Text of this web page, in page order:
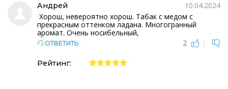
Андрей
10.04.2024
Хорош, невероятно хорош. Табак с медом с
прекрасным оттенком ладана. Многогранный
аромат. Очень носибельный,
ОТВЕТИТЬ 2 |
Рейтинг: